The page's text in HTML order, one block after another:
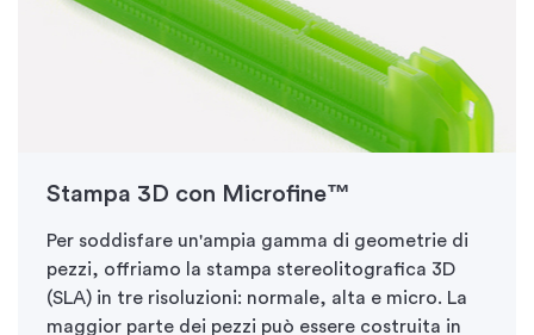
Stampa 3D con Microfine™
Per soddisfare un'ampia gamma di geometrie di
pezzi, offriamo la stampa stereolitografica 3D
(SLA) in tre risoluzioni: normale, alta e micro. La
maggior parte dei pezzi può essere costruita in